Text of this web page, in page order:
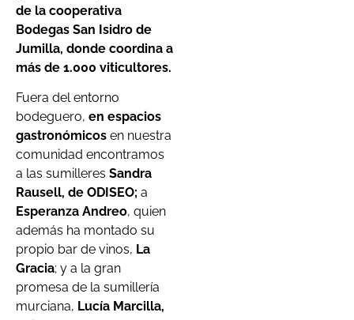
de la cooperativa
Bodegas San Isidro de
Jumilla, donde coordina a
más de 1.000 viticultores.
Fuera del entorno
bodeguero, en espacios
gastronómicos en nuestra
comunidad encontramos
a las sumilleres Sandra
Rausell, de ODISEO; a
Esperanza Andreo, quien
además ha montado su
propio bar de vinos, La
Gracia; y a la gran
promesa de la sumillería
murciana, Lucía Marcilla,